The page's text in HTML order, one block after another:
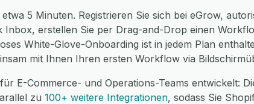
5 Minuten. Registrieren Sie sich bei eGrow,
Inbox, erstellen Sie per Drag-and-Drop einen
White-Glove-Onboarding ist in jedem Plan
mit Ihnen Ihren ersten Workflow via
E-Commerce- und Operations-Teams entwickelt:
zu 100+ weitere Integrationen, sodass Sie